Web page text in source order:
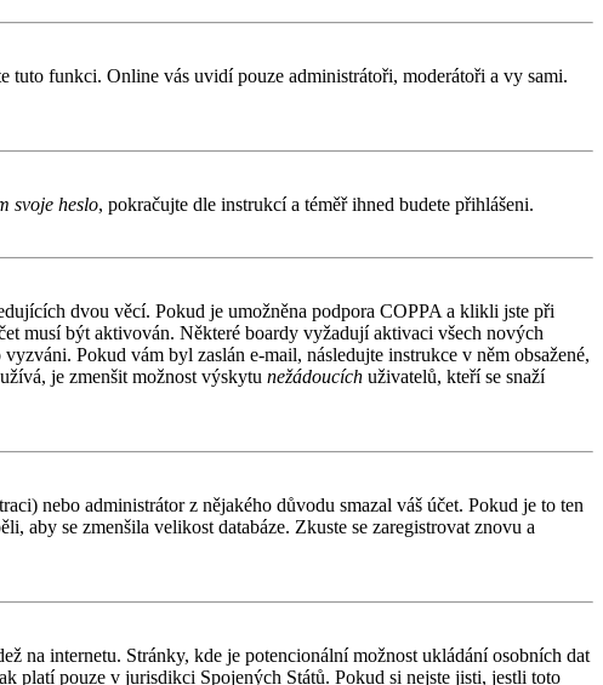
tuto funkci. Online vás uvidí pouze administrátoři, moderátoři a vy sami.
svoje heslo, pokračujte dle instrukcí a téměř ihned budete přihlášeni.
dvou věcí. Pokud je umožněna podpora COPPA a klikli jste při
musí být aktivován. Některé boardy vyžadují aktivaci všech nových
Pokud vám byl zaslán e-mail, následujte instrukce v něm obsažené,
je zmenšit možnost výskytu nežádoucích uživatelů, kteří se snaží
nebo administrátor z nějakého důvodu smazal váš účet. Pokud je to ten
aby se zmenšila velikost databáze. Zkuste se zaregistrovat znovu a
na internetu. Stránky, kde je potencionální možnost ukládání osobních dat
platí pouze v jurisdikci Spojených Států. Pokud si nejste jisti, jestli toto